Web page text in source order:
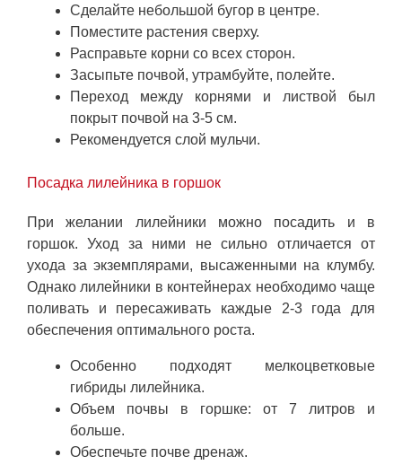
Сделайте небольшой бугор в центре.
Поместите растения сверху.
Расправьте корни со всех сторон.
Засыпьте почвой, утрамбуйте, полейте.
Переход между корнями и листвой был
покрыт почвой на 3-5 см.
Рекомендуется слой мульчи.
Посадка лилейника в горшок
При желании лилейники можно посадить и в
горшок. Уход за ними не сильно отличается от
ухода за экземплярами, высаженными на клумбу.
Однако лилейники в контейнерах необходимо чаще
поливать и пересаживать каждые 2-3 года для
обеспечения оптимального роста.
Особенно подходят мелкоцветковые
гибриды лилейника.
Объем почвы в горшке: от 7 литров и
больше.
Обеспечьте почве дренаж.